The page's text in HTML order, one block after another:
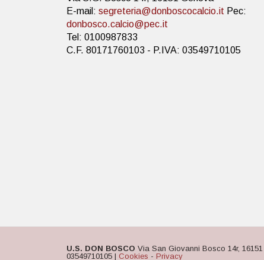
E-mail: segreteria@donboscocalcio.it Pec:
donbosco.calcio@pec.it
Tel: 0100987833
C.F. 80171760103 - P.IVA: 03549710105
U.S. DON BOSCO Via San Giovanni Bosco 14r,
03549710105 | Cookies - Privacy